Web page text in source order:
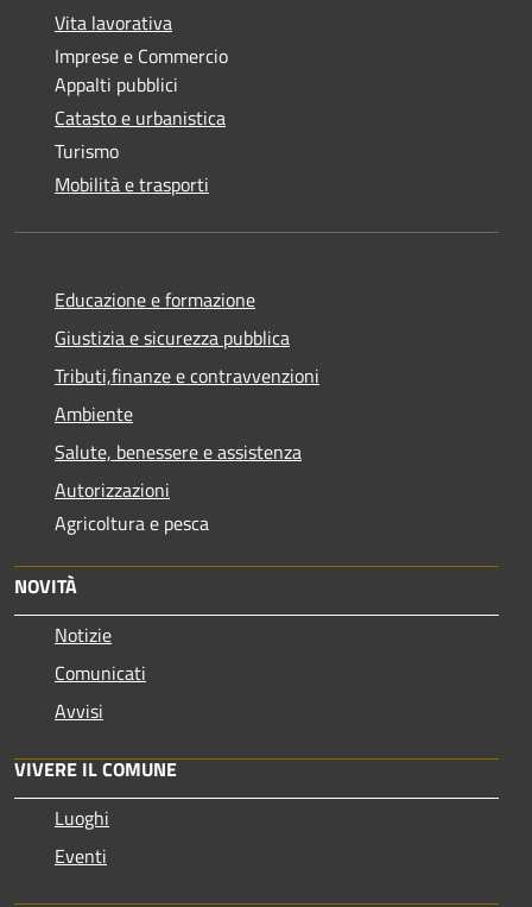
Vita lavorativa
Imprese e Commercio
Appalti pubblici
Catasto e urbanistica
Turismo
Mobilità e trasporti
Educazione e formazione
Giustizia e sicurezza pubblica
Tributi,finanze e contravvenzioni
Ambiente
Salute, benessere e assistenza
Autorizzazioni
Agricoltura e pesca
NOVITÀ
Notizie
Comunicati
Avvisi
VIVERE IL COMUNE
Luoghi
Eventi